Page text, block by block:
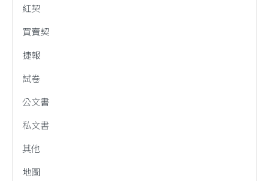
紅契
買賣契
捷報
試卷
公文書
私文書
其他
地圖